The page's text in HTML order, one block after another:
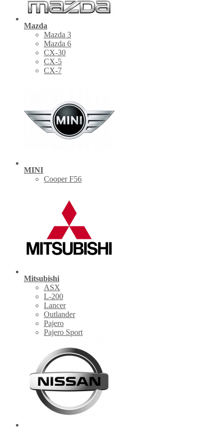
Mazda
Mazda 3
Mazda 6
CX-30
СХ-5
CX-7
MINI
Cooper F56
Mitsubishi
ASX
L-200
Lancer
Outlander
Pajero
Pajero Sport